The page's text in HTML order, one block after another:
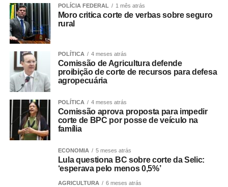
POLÍCIA FEDERAL 1 mês atrás
Moro critica corte de verbas sobre seguro
rural
POLÍTICA 4 meses atrás
Comissão de Agricultura defende
proibição de corte de recursos para defesa
agropecuária
POLÍTICA 4 meses atrás
Comissão aprova proposta para impedir
corte de BPC por posse de veículo na
família
ECONOMIA 5 meses atrás
Lula questiona BC sobre corte da Selic:
‘esperava pelo menos 0,5%’
AGRICULTURA 6 meses atrás